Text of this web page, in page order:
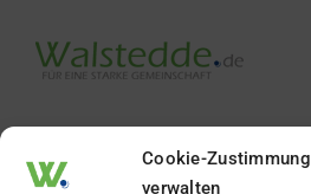
Cookie-Zustimmung
verwalten